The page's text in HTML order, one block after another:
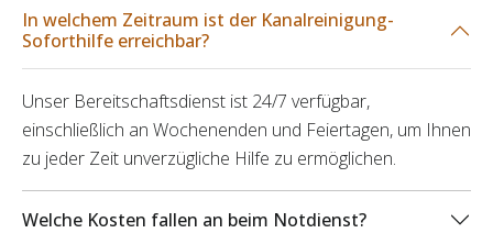
In welchem Zeitraum ist der Kanalreinigung-
Soforthilfe erreichbar?
Unser Bereitschaftsdienst ist 24/7 verfügbar,
einschließlich an Wochenenden und Feiertagen, um Ihnen
zu jeder Zeit unverzügliche Hilfe zu ermöglichen.
Welche Kosten fallen an beim Notdienst?